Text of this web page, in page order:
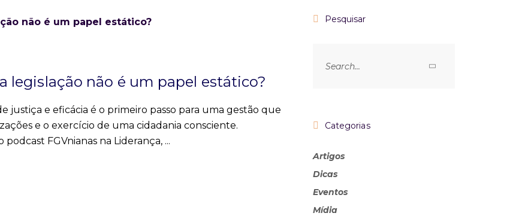
legislação não é um papel estático?
justiça e eficácia é o primeiro passo para uma gestão que
e o exercício de uma cidadania consciente.
FGVnianas na Liderança,
Pesquisar
Categorias
Artigos
Dicas
Eventos
Mídia